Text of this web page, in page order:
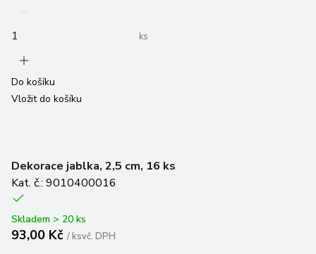
ks
Do košíku
Vložit do košíku
Dekorace jablka, 2,5 cm, 16 ks
Kat. č.: 9010400016
Skladem > 20 ks
93,00 Kč /ksvč. DPH